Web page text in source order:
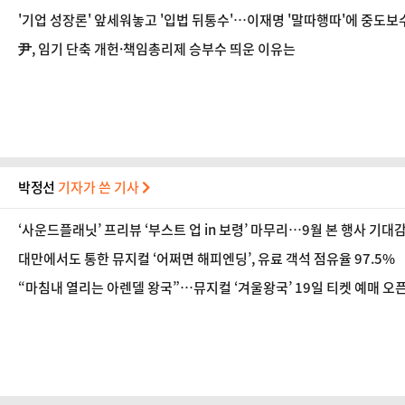
'기업 성장론' 앞세워놓고 '입법 뒤통수'…이재명 '말따행따'에 중도보
尹, 임기 단축 개헌·책임총리제 승부수 띄운 이유는
박정선 기자가 쓴 기사
‘사운드플래닛’ 프리뷰 ‘부스트 업 in 보령’ 마무리…9월 본 행사 기대
대만에서도 통한 뮤지컬 ‘어쩌면 해피엔딩’, 유료 객석 점유율 97.5%
“마침내 열리는 아렌델 왕국”…뮤지컬 ‘겨울왕국’ 19일 티켓 예매 오